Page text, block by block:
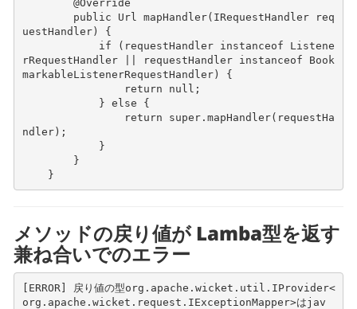
@Override
public
Url mapHandler( IRequestHandler
req
uestHandler)
{
if
( requestHandler instanceof
Listene
rRequestHandler
requestHandler instanceof
Book
markableListenerRequestHandler)
{
return
null ;
} else
{
return
super. mapHandler( requestHa
ndler);
}
}
}
メソッドの戻り値が Lamba型を返す
兼ね合いでのエラー
[ERROR] 戻り値の型org.apache.wicket.util.IProvider<
org.apache.wicket.request.IExceptionMapper>はjav